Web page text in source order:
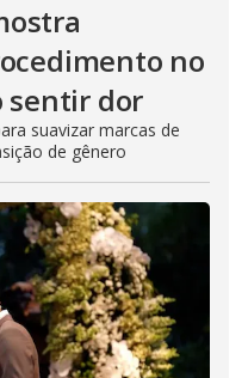
no
sentir dor
suavizar marcas de
de gênero